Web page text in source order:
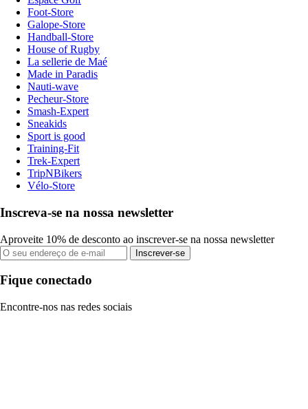
Foot-Store
Galope-Store
Handball-Store
House of Rugby
La sellerie de Maé
Made in Paradis
Nauti-wave
Pecheur-Store
Smash-Expert
Sneakids
Sport is good
Training-Fit
Trek-Expert
TripNBikers
Vélo-Store
Inscreva-se na nossa newsletter
Aproveite 10% de desconto ao inscrever-se na nossa newsletter
Inscrever-se
Fique conectado
Encontre-nos nas redes sociais